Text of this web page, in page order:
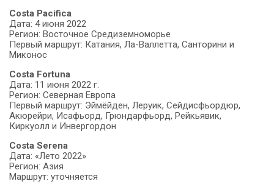
Costa Pacifica
Дата: 4 июня 2022
Регион: Восточное Средиземноморье
Первый маршрут: Катания, Ла-Валлетта, Санторини и
Миконос
Costa Fortuna
Дата: 11 июня 2022 г.
Регион: Северная Европа
Первый маршрут: Эймёйден, Леруик, Сейдисфьордюр,
Акюрейри, Исафьорд, Грюндарфьорд, Рейкьявик,
Киркуолл и Инвергордон
Costa Serena
Дата: «Лето 2022»
Регион: Азия
Маршрут: уточняется